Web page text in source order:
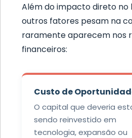
Além do impacto direto no
outros fatores pesam na
raramente aparecem nos
financeiros:
Custo de
O capital que deveria
sendo reinvestido em
tecnologia, expansão ou